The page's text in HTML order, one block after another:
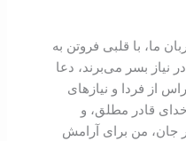
ما، با قلبی فروتن به
نیاز بسر می‌برند، دعا
از فردا و نیازهای
قادر مطلق، و
جان، من برای آرامش